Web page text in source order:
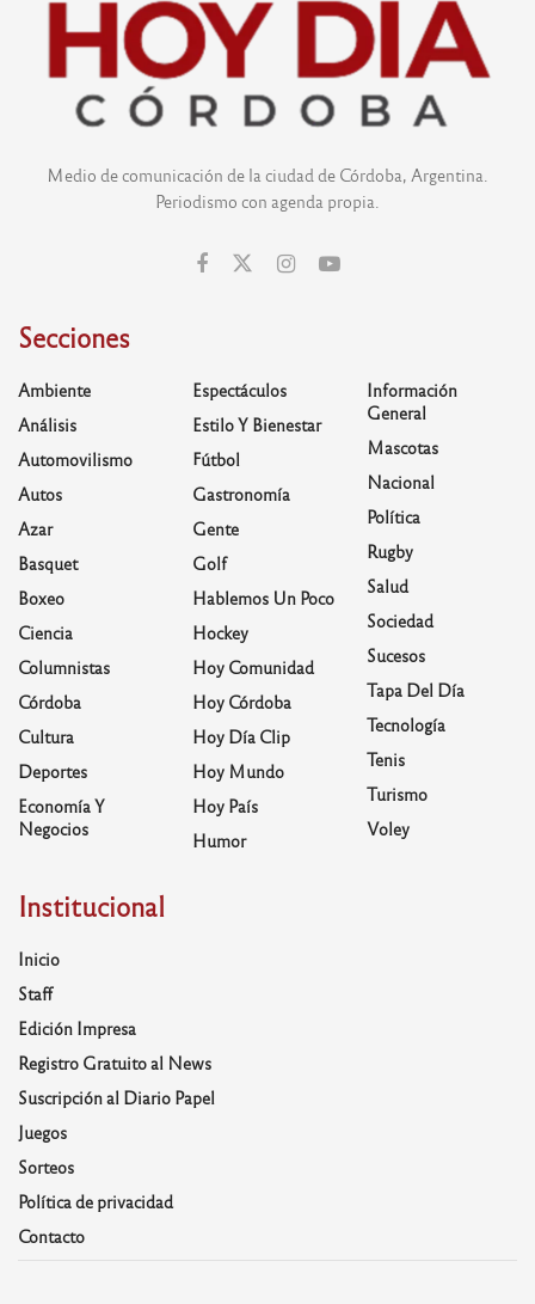
Medio de comunicación de la ciudad de Córdoba, Argentina.
Periodismo con agenda propia.
Secciones
Ambiente
Análisis
Automovilismo
Autos
Azar
Basquet
Boxeo
Ciencia
Columnistas
Córdoba
Cultura
Deportes
Economía Y
Negocios
Espectáculos
Estilo Y Bienestar
Fútbol
Gastronomía
Gente
Golf
Hablemos Un Poco
Hockey
Hoy Comunidad
Hoy Córdoba
Hoy Día Clip
Hoy Mundo
Hoy País
Humor
Información
General
Mascotas
Nacional
Política
Rugby
Salud
Sociedad
Sucesos
Tapa Del Día
Tecnología
Tenis
Turismo
Voley
Institucional
Inicio
Staff
Edición Impresa
Registro Gratuito al News
Suscripción al Diario Papel
Juegos
Sorteos
Política de privacidad
Contacto